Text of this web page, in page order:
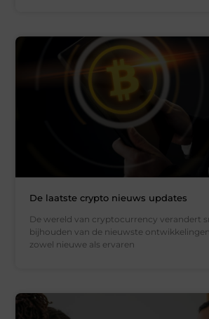
De laatste crypto nieuws updates
De wereld van cryptocurrency verandert
bijhouden van de nieuwste
zowel nieuwe als ervaren